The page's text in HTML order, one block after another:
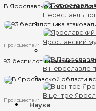
Переславль
Ярославский
В Переславле
В центре
Наука
В Ярославской области
Происшествия
93 беспилотника атаковали
Происшествия